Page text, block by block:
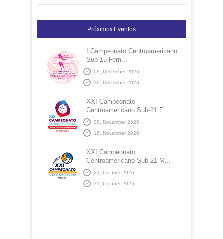
Próximos Eventos
I Campeonato Centroamericano
Sub-15 Fem...
08, December 2026
16, December 2026
XXI Campeonato
Centroamericano Sub-21 F...
08, November 2026
16, November 2026
XXI Campeonato
Centroamericano Sub-21 M...
23, October 2026
31, October 2026